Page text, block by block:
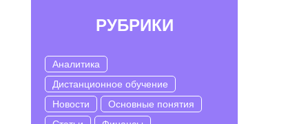
РУБРИКИ
Аналитика
Дистанционное обучение
Новости
Основные понятия